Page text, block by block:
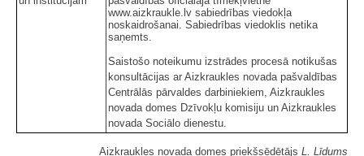
www.aizkraukle.lv sabiedrības viedokļa
noskaidrošanai. Sabiedrības viedoklis netika
saņemts.
Saistošo noteikumu izstrādes procesā notikušas
konsultācijas ar Aizkraukles novada pašvaldības
Centrālās pārvaldes darbiniekiem, Aizkraukles
novada domes Dzīvokļu komisiju un Aizkraukles
novada Sociālo dienestu.
Aizkraukles novada domes priekšsēdētājs L. Līdums